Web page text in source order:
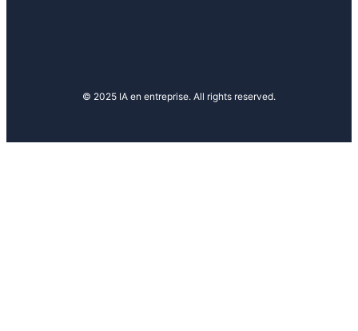
© 2025 IA en entreprise. All rights reserved.